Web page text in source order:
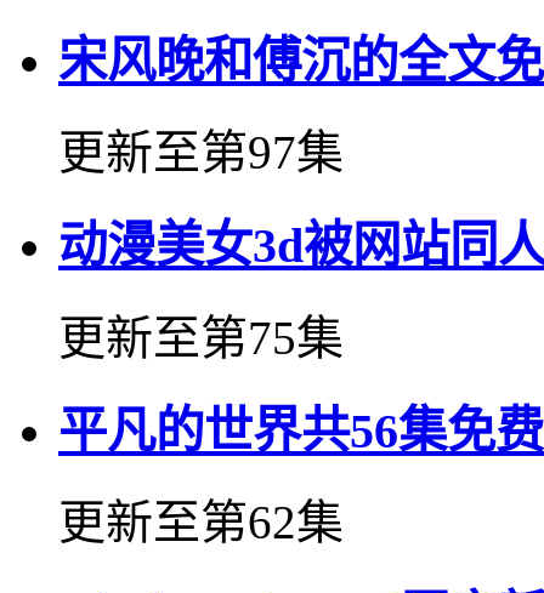
宋风晚和傅沉的全文
更新至第97集
动漫美女3d被网站同
更新至第75集
平凡的世界共56集免费
更新至第62集